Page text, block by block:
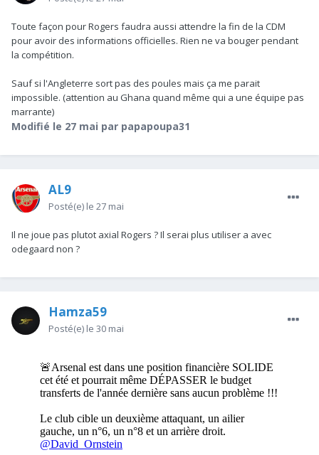
Toute façon pour Rogers faudra aussi attendre la fin de la CDM
pour avoir des informations officielles. Rien ne va bouger pendant
la compétition.
Sauf si l'Angleterre sort pas des poules mais ça me parait
impossible. (attention au Ghana quand même qui a une équipe pas
marrante)
Modifié le 27 mai par papapoupa31
AL9
Posté(e) le 27 mai
Il ne joue pas plutot axial Rogers ? Il serai plus utiliser a avec
odegaard non ?
Hamza59
Posté(e) le 30 mai